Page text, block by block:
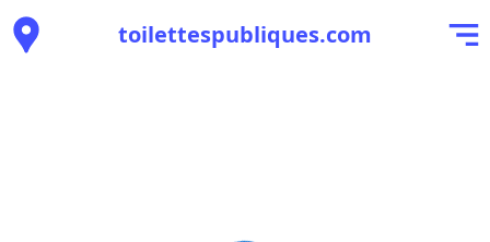
toilettespubliques.com